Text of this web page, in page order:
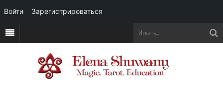
Войти Зарегистрироваться